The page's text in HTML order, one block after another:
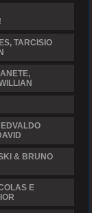
TARCISIO
& BRUNO
E